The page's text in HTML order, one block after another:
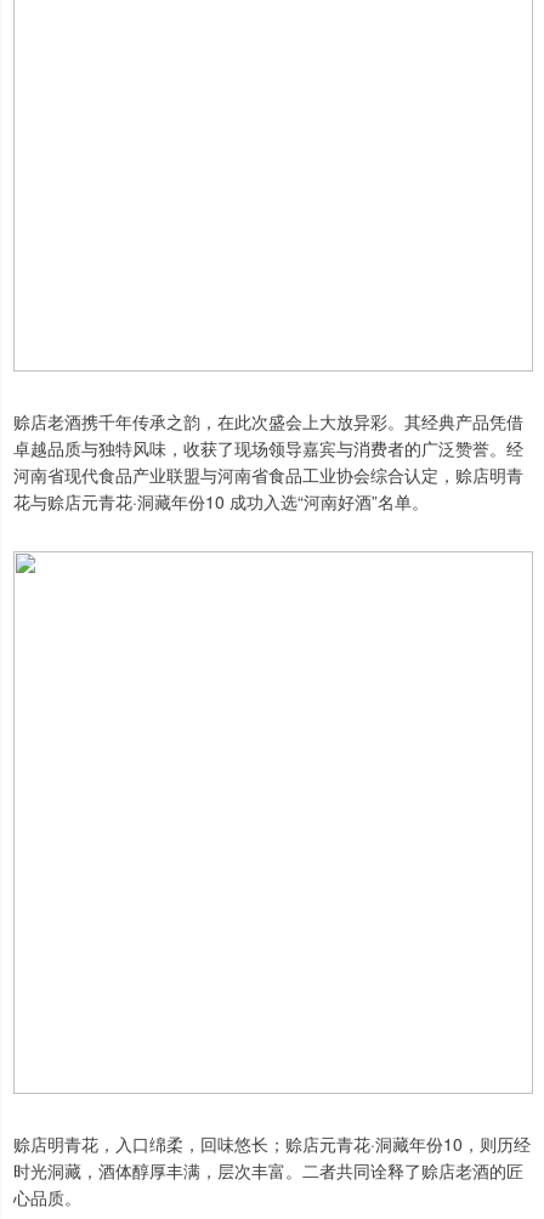
赊店老酒携千年传承之韵，在此次盛会上大放异彩。其经典产品凭借
卓越品质与独特风味，收获了现场领导嘉宾与消费者的广泛赞誉。经
河南省现代食品产业联盟与河南省食品工业协会综合认定，赊店明青
花与赊店元青花·洞藏年份10 成功入选“河南好酒”名单。
赊店明青花，入口绵柔，回味悠长；赊店元青花·洞藏年份10，则历经
时光洞藏，酒体醇厚丰满，层次丰富。二者共同诠释了赊店老酒的匠
心品质。